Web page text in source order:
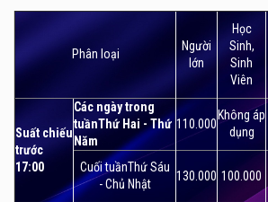
Phân loại
Người
lớn
Học
Sinh,
Sinh
Viên
Suất chiếu
trước
17:00
Các ngày trong
tuầnThứ Hai - Thứ
Năm
110.000
Không áp
dụng
Cuối tuầnThứ Sáu
- Chủ Nhật
130.000 100.000